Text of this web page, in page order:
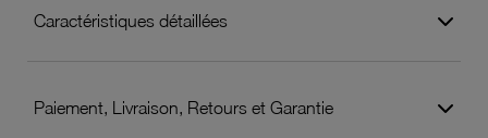
Caractéristiques détaillées
Paiement, Livraison, Retours et Garantie